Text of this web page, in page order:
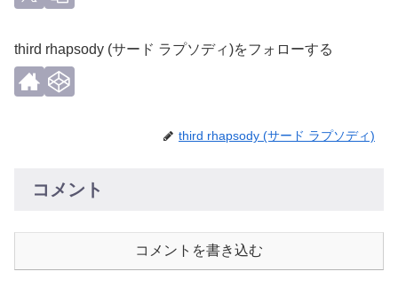
third rhapsody (サード ラプソディ)をフォローする
third rhapsody (サード ラプソディ)
コメント
コメントを書き込む